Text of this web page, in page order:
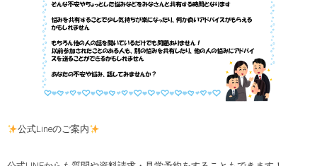
公式Lineのご案内